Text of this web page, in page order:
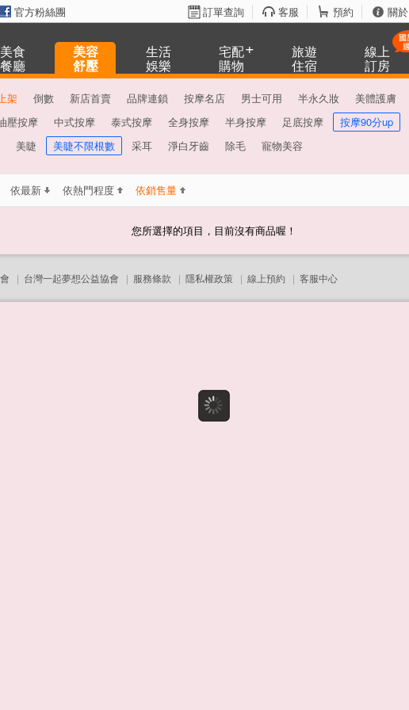
官方粉絲團 訂單查詢 客服 預約 關於
美食
餐廳
美容
舒壓
生活
娛樂
宅配
購物
旅遊
住宿
線上
訂房
架 倒數 新店首賣 品牌連鎖 按摩名店 男士可用 半永久妝 美體護膚
壓按摩 中式按摩 泰式按摩 全身按摩 半身按摩 足底按摩 按摩90分up
美睫 美睫不限根數 采耳 淨白牙齒 除毛 寵物美容
依最新 依熱門程度 依銷售量
您所選擇的項目，目前沒有商品喔！
| 台灣一起夢想公益協會 | 服務條款 | 隱私權政策 | 線上預約 | 客服中心